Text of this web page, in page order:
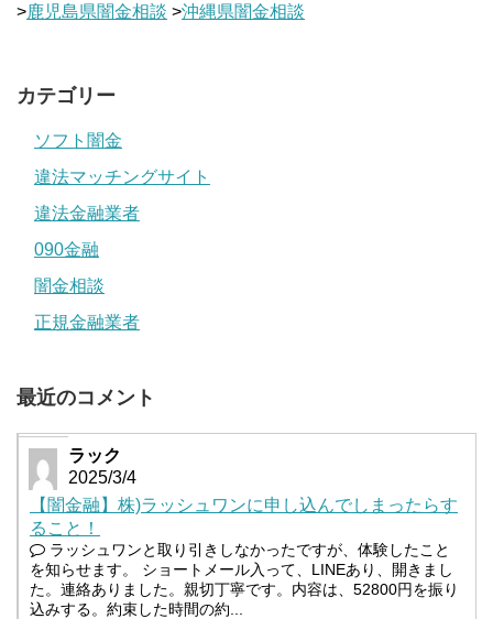
>鹿児島県闇金相談 >沖縄県闇金相談
カテゴリー
ソフト闇金
違法マッチングサイト
違法金融業者
090金融
闇金相談
正規金融業者
最近のコメント
ラック
2025/3/4
【闇金融】株)ラッシュワンに申し込んでしまったらす
ること！
ラッシュワンと取り引きしなかったですが、体験したこと
を知らせます。 ショートメール入って、LINEあり、開きまし
た。連絡ありました。親切丁寧です。内容は、52800円を振り
込みする。約束した時間の約...